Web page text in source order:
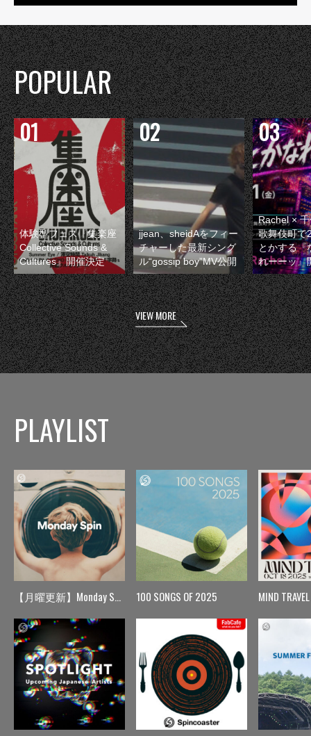
POPULAR
体験型フェス『集楽座
Collective Sounds &
Cultures』開催決定
jjean、sheidAをフィー
チャーした最新シング
ル“gossip boy”MV公開
Rachel ×
歌舞伎町で
とかする『
れーーッ』
VIEW MORE
PLAYLIST
【月曜更新】Monday Spin 100 SONGS OF 2025 MIND TRAVEL